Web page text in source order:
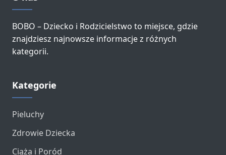
BOBO – Dziecko i Rodzicielstwo to miejsce, gdzie
znajdziesz najnowsze informacje z różnych
kategorii.
Kategorie
Pieluchy
Zdrowie Dziecka
Ciąża i Poród